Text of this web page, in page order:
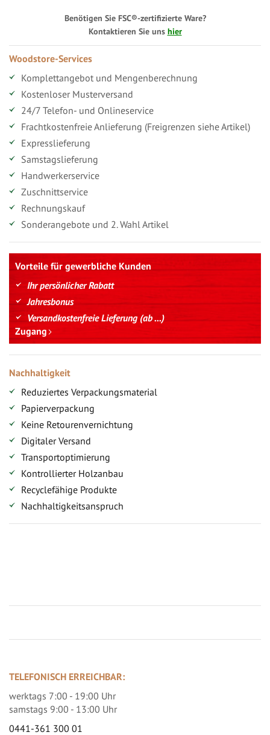
Benötigen Sie FSC®-zertifizierte Ware?
Kontaktieren Sie uns hier
Woodstore-Services
Komplettangebot und Mengenberechnung
Kostenloser Musterversand
24/7 Telefon- und Onlineservice
Frachtkostenfreie Anlieferung (Freigrenzen siehe Artikel)
Expresslieferung
Samstagslieferung
Handwerkerservice
Zuschnittservice
Rechnungskauf
Sonderangebote und 2. Wahl Artikel
Vorteile für gewerbliche Kunden
Ihr persönlicher Rabatt
Jahresbonus
Versandkostenfreie Lieferung (ab ...)
Zugang
Nachhaltigkeit
Reduziertes Verpackungsmaterial
Papierverpackung
Keine Retourenvernichtung
Digitaler Versand
Transportoptimierung
Kontrollierter Holzanbau
Recyclefähige Produkte
Nachhaltigkeitsanspruch
TELEFONISCH ERREICHBAR:
werktags 7:00 - 19:00 Uhr
samstags 9:00 - 13:00 Uhr
0441-361 300 01